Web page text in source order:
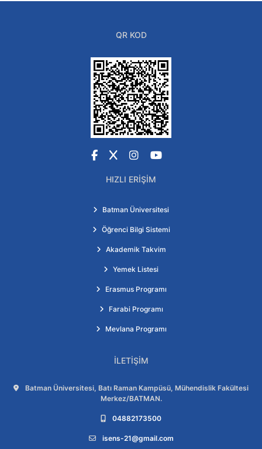
QR KOD
Facebook
X Instagram
YouTube
HIZLI ERIŞIM
Batman Üniversitesi
Öğrenci Bilgi Sistemi
Akademik Takvim
Yemek Listesi
Erasmus Programı
Farabi Programı
Mevlana Programı
İLETIŞIM
Adres:
Batman Üniversitesi, Batı Raman Kampüsü, Mühendislik Fakültesi
Merkez/BATMAN.
Telefon:
04882173500
E-posta:
isens-21@gmail.com